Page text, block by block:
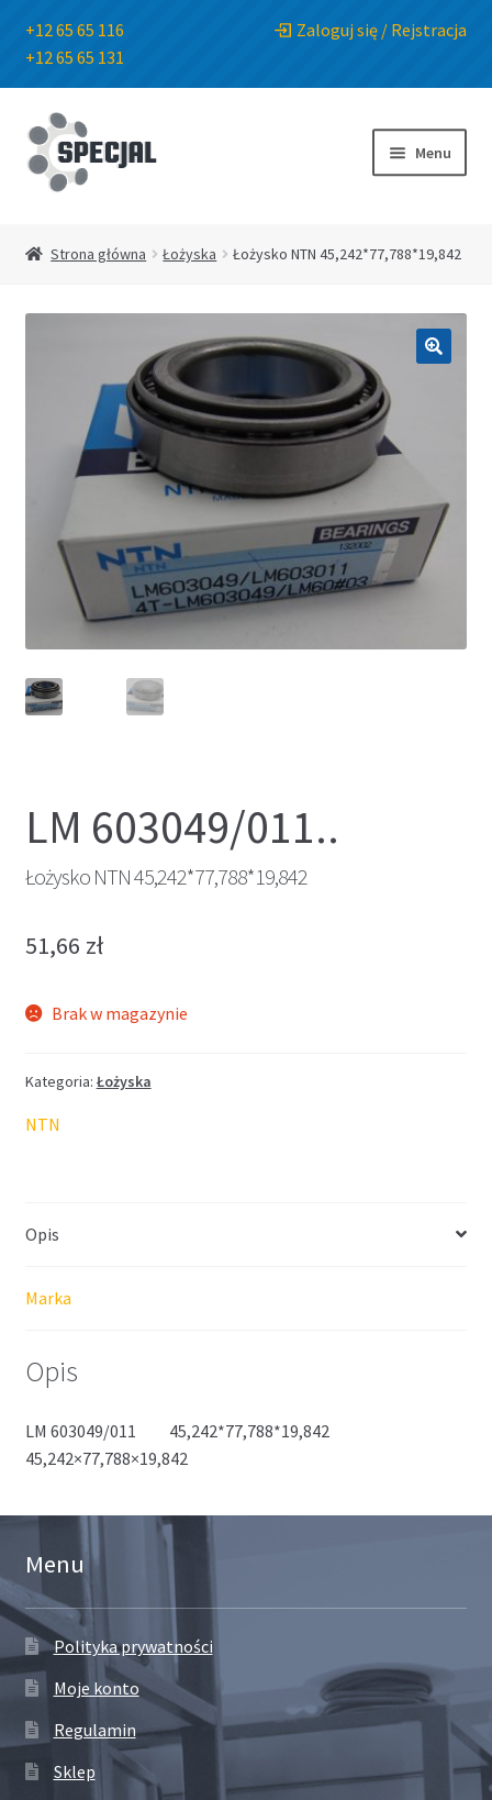
+12 65 65 116
+12 65 65 131
Zaloguj się / Rejstracja
Przejdź
do
nawigacji
Przejdź
do
treści
Menu
Kontakt
Strona główna Łożyska Łożysko NTN 45,242*77,788*19,842
LM 603049/011..
Łożysko NTN 45,242*77,788*19,842
51,66 zł
Brak w magazynie
Kategoria: Łożyska
NTN
Opis
Marka
Opis
LM 603049/011 45,242*77,788*19,842
45,242×77,788×19,842
Menu
Polityka prywatności
Moje konto
Regulamin
Sklep